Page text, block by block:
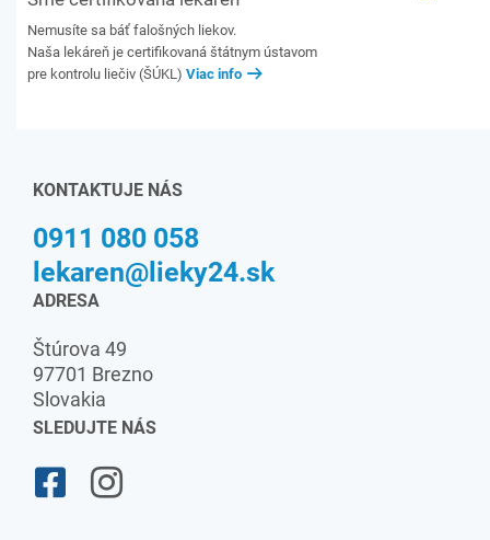
Nemusíte sa báť falošných liekov.
Naša lekáreň je certifikovaná štátnym ústavom
pre kontrolu liečiv (ŠÚKL) Viac info
KONTAKTUJE NÁS
0911 080 058
lekaren@lieky24.sk
ADRESA
Štúrova 49
97701 Brezno
Slovakia
SLEDUJTE NÁS